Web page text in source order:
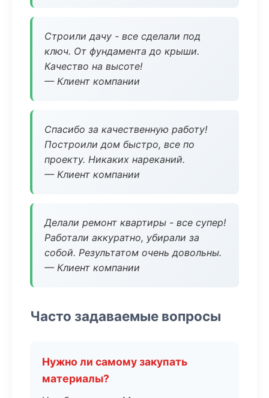
Строили дачу - все сделали под
ключ. От фундамента до крыши.
Качество на высоте!
— Клиент компании
Спасибо за качественную работу!
Построили дом быстро, все по
проекту. Никаких нареканий.
— Клиент компании
Делали ремонт квартиры - все супер!
Работали аккуратно, убирали за
собой. Результатом очень довольны.
— Клиент компании
Часто задаваемые вопросы
Нужно ли самому закупать
материалы?